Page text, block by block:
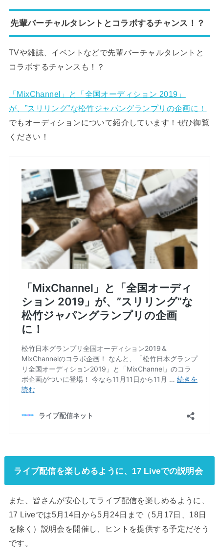
先輩バーチャルタレントとコラボするチャンス！？
TVや雑誌、イベントなどで先輩バーチャルタレントと
コラボするチャンスも！？
「MixChannel」と「全国オーディション 2019」
が、”スリリング”な松竹ジャパングランプリの企画に！
でもオーディションについて紹介しています！ぜひ御覧
ください！
ライブ配信を楽しめるように、17 Liveでの説明会
また、皆さんが安心してライブ配信を楽しめるように、
17 Liveでは5月14日から5月24日まで（5月17日、18日
を除く）説明会を開催し、ヒントを提供する予定だそう
です。